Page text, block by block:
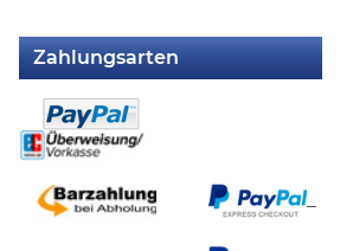
Zahlungsarten